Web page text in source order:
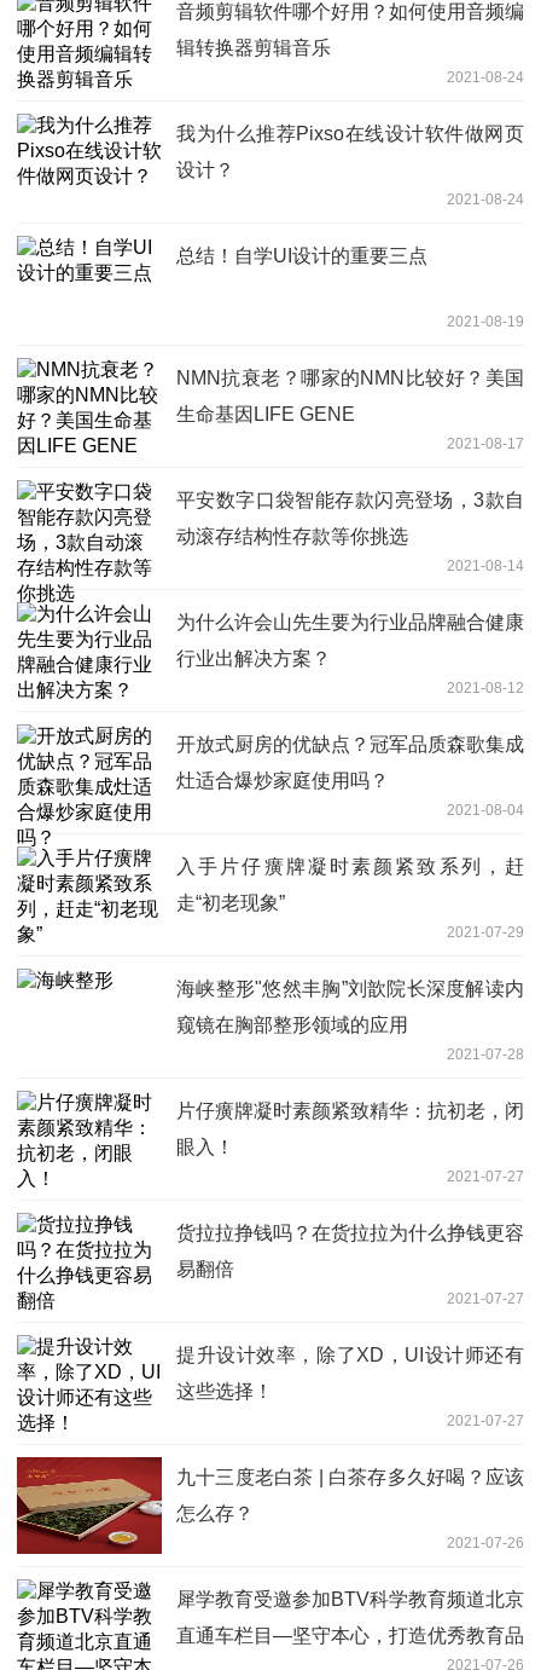
音频剪辑软件哪个好用？如何使用音频编
辑转换器剪辑音乐
2021-08-24
我为什么推荐Pixso在线设计软件做网页
设计？
2021-08-24
总结！自学UI设计的重要三点
2021-08-19
NMN抗衰老？哪家的NMN比较好？美国
生命基因LIFE GENE
2021-08-17
平安数字口袋智能存款闪亮登场，3款自
动滚存结构性存款等你挑选
2021-08-14
为什么许会山先生要为行业品牌融合健康
行业出解决方案？
2021-08-12
开放式厨房的优缺点？冠军品质森歌集成
灶适合爆炒家庭使用吗？
2021-08-04
入手片仔癀牌凝时素颜紧致系列，赶
走“初老现象”
2021-07-29
海峡整形"悠然丰胸”刘歆院长深度解读内
窥镜在胸部整形领域的应用
2021-07-28
片仔癀牌凝时素颜紧致精华：抗初老，闭
眼入！
2021-07-27
货拉拉挣钱吗？在货拉拉为什么挣钱更容
易翻倍
2021-07-27
提升设计效率，除了XD，UI设计师还有
这些选择！
2021-07-27
九十三度老白茶 | 白茶存多久好喝？应该
怎么存？
2021-07-26
犀学教育受邀参加BTV科学教育频道北京
直通车栏目—坚守本心，打造优秀教育品
2021-07-26